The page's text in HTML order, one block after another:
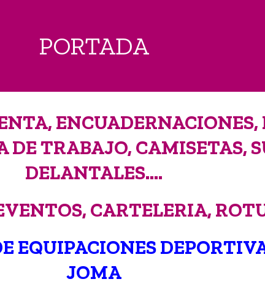
PORTADA
ENCUADERNACIONES,
DE TRABAJO, CAMISETAS,
DELANTALES….
CARTELERIA,
EQUIPACIONES
JOMA